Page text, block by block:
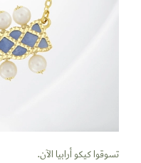
تسوقوا كيكو أرابيا الآن.